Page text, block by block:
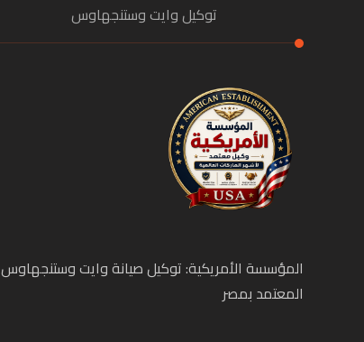
توكيل وايت وستنجهاوس
المؤسسة الأمريكية: توكيل صيانة وايت وستنجهاوس
المعتمد بمصر